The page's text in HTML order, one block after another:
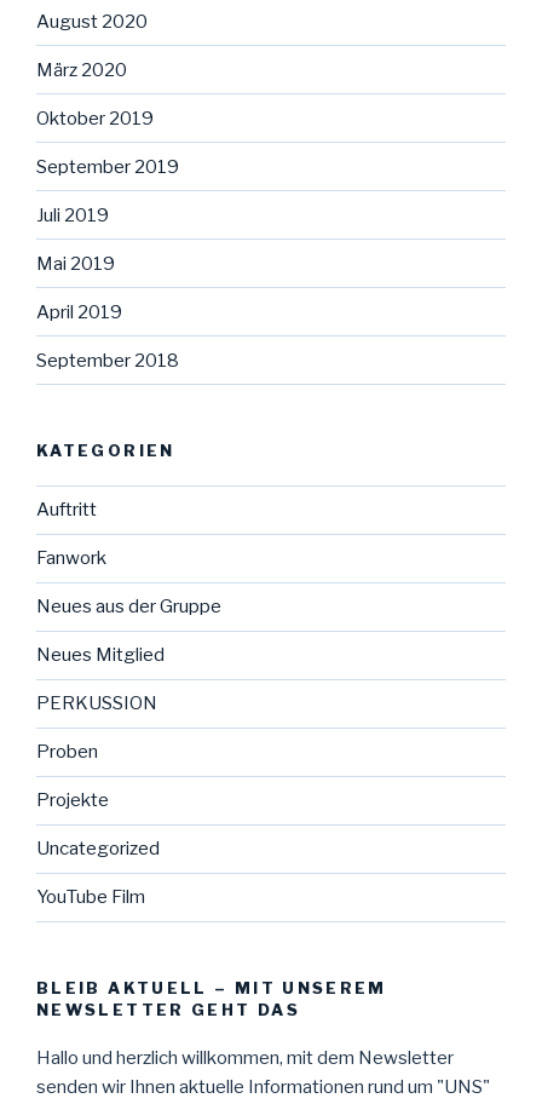
August 2020
März 2020
Oktober 2019
September 2019
Juli 2019
Mai 2019
April 2019
September 2018
KATEGORIEN
Auftritt
Fanwork
Neues aus der Gruppe
Neues Mitglied
PERKUSSION
Proben
Projekte
Uncategorized
YouTube Film
BLEIB AKTUELL – MIT UNSEREM
NEWSLETTER GEHT DAS
Hallo und herzlich willkommen, mit dem Newsletter
senden wir Ihnen aktuelle Informationen rund um "UNS"